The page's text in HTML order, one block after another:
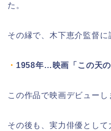
た。
その縁で、木下恵介監督に
・ 1958年…映画「この天の
この作品で映画デビューし
その後も、実力俳優として